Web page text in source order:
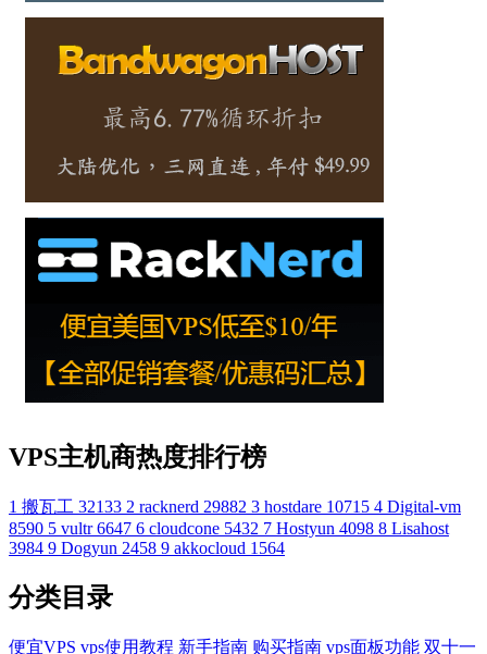
VPS主机商热度排行榜
1 搬瓦工 32133 2 racknerd 29882 3 hostdare 10715 4 Digital-vm
8590 5 vultr 6647 6 cloudcone 5432 7 Hostyun 4098 8 Lisahost
3984 9 Dogyun 2458 9 akkocloud 1564
分类目录
便宜VPS vps使用教程 新手指南 购买指南 vps面板功能 双十一